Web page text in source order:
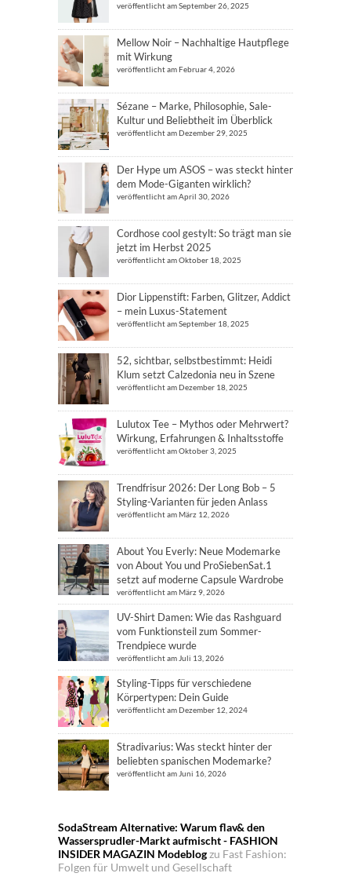
veröffentlicht am September 26, 2025
Mellow Noir – Nachhaltige Hautpflege
mit Wirkung
veröffentlicht am Februar 4, 2026
Sézane – Marke, Philosophie, Sale-
Kultur und Beliebtheit im Überblick
veröffentlicht am Dezember 29, 2025
Der Hype um ASOS – was steckt hinter
dem Mode-Giganten wirklich?
veröffentlicht am April 30, 2026
Cordhose cool gestylt: So trägt man sie
jetzt im Herbst 2025
veröffentlicht am Oktober 18, 2025
Dior Lippenstift: Farben, Glitzer, Addict
– mein Luxus-Statement
veröffentlicht am September 18, 2025
52, sichtbar, selbstbestimmt: Heidi
Klum setzt Calzedonia neu in Szene
veröffentlicht am Dezember 18, 2025
Lulutox Tee – Mythos oder Mehrwert?
Wirkung, Erfahrungen & Inhaltsstoffe
veröffentlicht am Oktober 3, 2025
Trendfrisur 2026: Der Long Bob – 5
Styling-Varianten für jeden Anlass
veröffentlicht am März 12, 2026
About You Everly: Neue Modemarke
von About You und ProSiebenSat.1
setzt auf moderne Capsule Wardrobe
veröffentlicht am März 9, 2026
UV-Shirt Damen: Wie das Rashguard
vom Funktionsteil zum Sommer-
Trendpiece wurde
veröffentlicht am Juli 13, 2026
Styling-Tipps für verschiedene
Körpertypen: Dein Guide
veröffentlicht am Dezember 12, 2024
Stradivarius: Was steckt hinter der
beliebten spanischen Modemarke?
veröffentlicht am Juni 16, 2026
SodaStream Alternative: Warum flav& den
Wassersprudler-Markt aufmischt - FASHION
INSIDER MAGAZIN Modeblogzu Fast Fashion:
Folgen für Umwelt und Gesellschaft